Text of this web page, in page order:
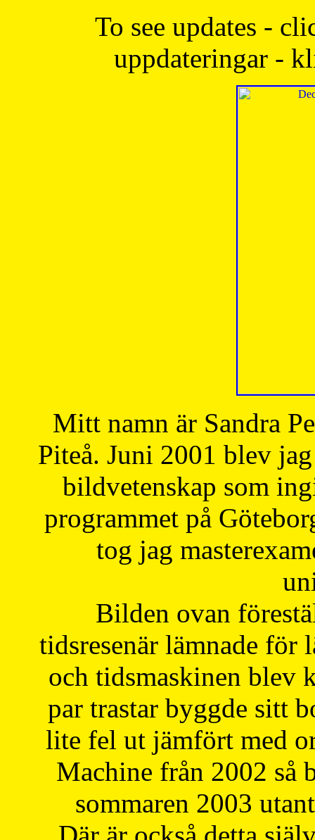
To see updates -
uppdateringar -
Mitt namn är Sandra
Piteå. Juni 2001 blev
bildvetenskap som
programmet på
tog jag
Bilden ovan
tidsresenär lämnade för
och tidsmaskinen blev
par trastar byggde sitt
lite fel ut jämfört med
Machine från 2002 så
sommaren 2003